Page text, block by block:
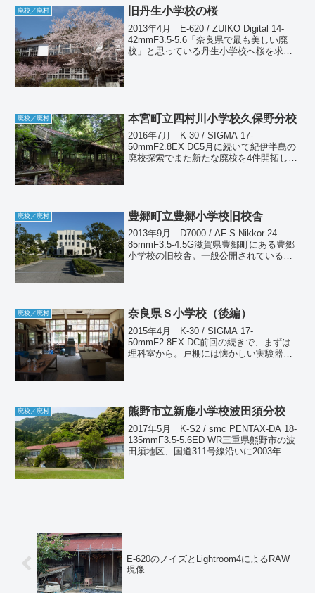
廃校／廃村 旧丹生小学校の桜
2013年4月 E-620 / ZUIKO Digital 14-
42mmF3.5-5.6「奈良県で最も美しい廃
校」と思っている丹生小学校へ桜を求め
廃校／廃村 本宮町立四村川小学校久保野分校
2016年7月 K-30 / SIGMA 17-
50mmF2.8EX DC5月に続いて紀伊半島の
廃校探索でまた新たな廃校を4件開拓して
廃校／廃村 豊郷町立豊郷小学校旧校舎
2013年9月 D7000 / AF-S Nikkor 24-
85mmF3.5-4.5G滋賀県豊郷町にある豊郷
小学校の旧校舎。一般公開されているの
廃校／廃村 奈良県Ｓ小学校（後編）
2015年4月 K-30 / SIGMA 17-
50mmF2.8EX DC前回の続きで、まずは
理科室から。戸棚には懐かしい実験器具
廃校／廃村 熊野市立新鹿小学校波田須分校
2017年5月 K-S2 / smc PENTAX-DA 18-
135mmF3.5-5.6ED WR三重県熊野市の波
田須地区、国道311号線沿いに2003年に
E-620のノイズとLightroom4によるRAW
現像